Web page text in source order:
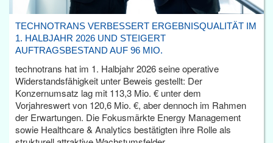
TECHNOTRANS VERBESSERT ERGEBNISQUALITÄT IM
1. HALBJAHR 2026 UND STEIGERT
AUFTRAGSBESTAND AUF 96 MIO.
technotrans hat im 1. Halbjahr 2026 seine operative
Widerstandsfähigkeit unter Beweis gestellt: Der
Konzernumsatz lag mit 113,3 Mio. € unter dem
Vorjahreswert von 120,6 Mio. €, aber dennoch im Rahmen
der Erwartungen. Die Fokusmärkte Energy Management
sowie Healthcare & Analytics bestätigten ihre Rolle als